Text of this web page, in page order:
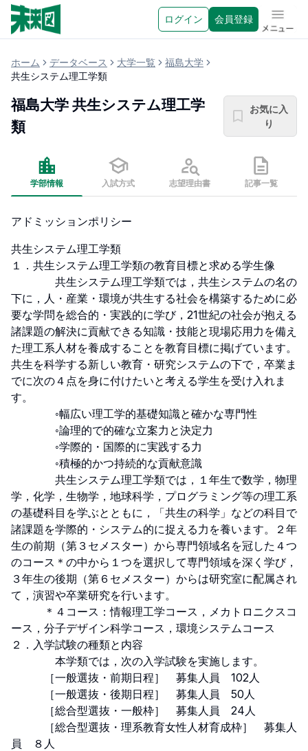
ログイン 会員登録 メニュ
ホーム データベース 大学一覧
福島大学
共生システム理工学類
福島大学 共生システム理工学
類
お気に入
り
学部情報 入試方式 志望理由書 記事一覧
アドミッションポリシー
共生システム理工学類
１．共生システム理工学類の教育目標と求める学生像
　共生システム理工学類では，共生システムの名の
下に，人・産業・環境が共生する社会を構築するために必
要な学問を総合的・実践的に学び，21世紀の社会が抱える
諸課題の解決に貢献できる知識・技能と現場応用力を備え
た理工系人材を養成することを教育目標に掲げています。
共生を科学する新しい教育・研究システムの下で，卒業ま
でに次の４点を身に付けたいと考える学生を受け入れま
す。
◦幅広い理工学的基礎知識と確かな専門性
◦論理的で的確な立案力と決定力
◦学際的・国際的に実践する力
◦積極的かつ持続的な貢献意識
　共生システム理工学類では，１年生で数学，物理
学，化学，生物学，地球科学，プログラミング等の理工系
の基礎科目を学ぶとともに，「共生の科学」などの科目で
諸課題を学際的・システム的に捉える力を養います。２年
生の前期（第３セメスター）から専門領域名を冠した４つ
のコース＊の中から１つを選択して専門領域を深く学び，
３年生の後期（第６セメスター）からは研究室に配属され
て，演習や卒業研究を行います。
＊４コース：情報理工学コース，メカトロニクスコ
ース，分子デザイン科学コース，環境システムコース
２．入学試験の種類と内容
　本学類では，次の入学試験を実施します。
［一般選抜・前期日程］　募集人員　102人
［一般選抜・後期日程］　募集人員　50人
［総合型選抜・一般枠］　募集人員　24人
［総合型選抜・理系教育女性人材育成枠］　募集人
員　８人